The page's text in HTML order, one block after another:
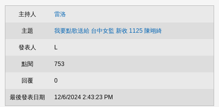
雷洛
我要點歌送給 台中女監 新收 1125 陳翊綺
L
753
0
12/6/2024 2:43:23 PM